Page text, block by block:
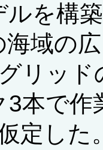
ルを構
海域の
リッ
3本で
定した